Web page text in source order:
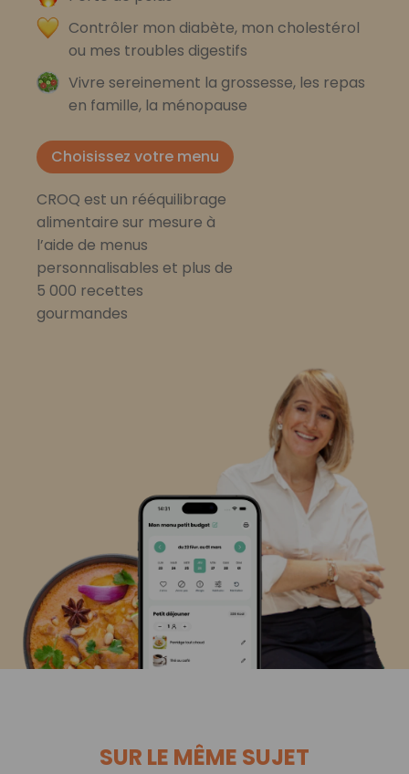
Contrôler mon diabète, mon cholestérol
ou mes troubles digestifs
Vivre sereinement la grossesse, les repas
en famille, la ménopause
Choisissez votre menu
CROQ est un rééquilibrage
alimentaire sur mesure à
l’aide de menus
personnalisables et plus de
5 000 recettes
gourmandes
SUR LE MÊME SUJET